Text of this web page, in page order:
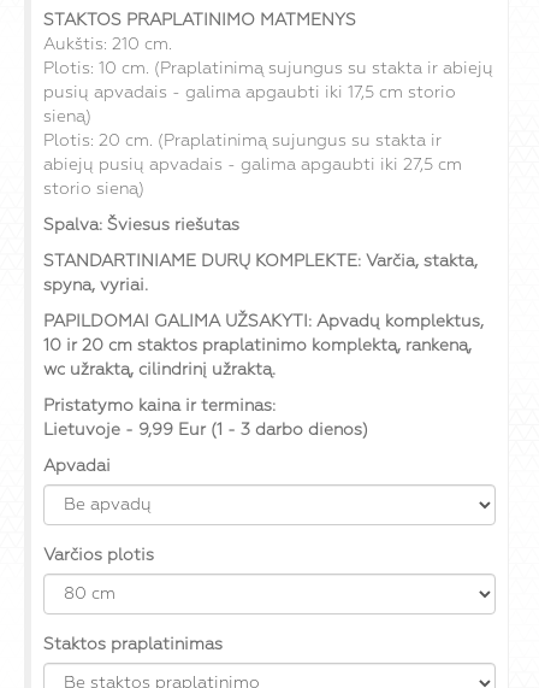
STAKTOS PRAPLATINIMO MATMENYS
Aukštis: 210 cm.
Plotis: 10 cm. (Praplatinimą sujungus su stakta ir abiejų
pusių apvadais - galima apgaubti iki 17,5 cm storio
sieną)
Plotis: 20 cm. (Praplatinimą sujungus su stakta ir
abiejų pusių apvadais - galima apgaubti iki 27,5 cm
storio sieną)
Spalva: Šviesus riešutas
STANDARTINIAME DURŲ KOMPLEKTE: Varčia, stakta,
spyna, vyriai.
PAPILDOMAI GALIMA UŽSAKYTI: Apvadų komplektus,
10 ir 20 cm staktos praplatinimo komplektą, rankeną,
wc užraktą, cilindrinį užraktą.
Pristatymo kaina ir terminas:
Lietuvoje - 9,99 Eur (1 - 3 darbo dienos)
Apvadai
Varčios plotis
Staktos praplatinimas